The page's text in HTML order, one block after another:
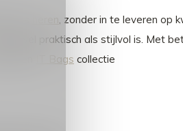
, zonder in te leveren op
zowel praktisch als stijlvol is. Met
IT Bags collectie